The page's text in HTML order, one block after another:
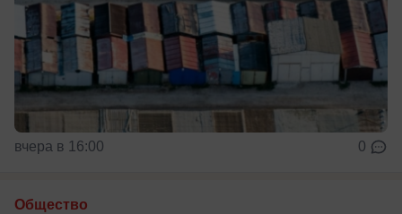
вчера в 16:00 0
Общество